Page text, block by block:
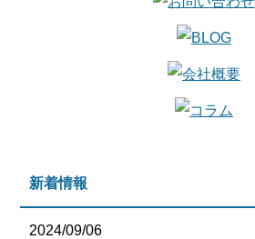
新着情報
2024/09/06